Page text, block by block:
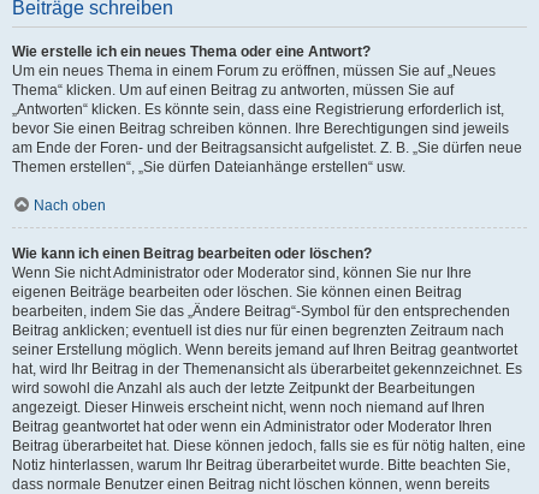
Beiträge schreiben
Wie erstelle ich ein neues Thema oder eine Antwort?
Um ein neues Thema in einem Forum zu eröffnen, müssen Sie auf „Neues
Thema“ klicken. Um auf einen Beitrag zu antworten, müssen Sie auf
„Antworten“ klicken. Es könnte sein, dass eine Registrierung erforderlich ist,
bevor Sie einen Beitrag schreiben können. Ihre Berechtigungen sind jeweils
am Ende der Foren- und der Beitragsansicht aufgelistet. Z. B. „Sie dürfen neue
Themen erstellen“, „Sie dürfen Dateianhänge erstellen“ usw.
Nach oben
Wie kann ich einen Beitrag bearbeiten oder löschen?
Wenn Sie nicht Administrator oder Moderator sind, können Sie nur Ihre
eigenen Beiträge bearbeiten oder löschen. Sie können einen Beitrag
bearbeiten, indem Sie das „Ändere Beitrag“-Symbol für den entsprechenden
Beitrag anklicken; eventuell ist dies nur für einen begrenzten Zeitraum nach
seiner Erstellung möglich. Wenn bereits jemand auf Ihren Beitrag geantwortet
hat, wird Ihr Beitrag in der Themenansicht als überarbeitet gekennzeichnet. Es
wird sowohl die Anzahl als auch der letzte Zeitpunkt der Bearbeitungen
angezeigt. Dieser Hinweis erscheint nicht, wenn noch niemand auf Ihren
Beitrag geantwortet hat oder wenn ein Administrator oder Moderator Ihren
Beitrag überarbeitet hat. Diese können jedoch, falls sie es für nötig halten, eine
Notiz hinterlassen, warum Ihr Beitrag überarbeitet wurde. Bitte beachten Sie,
dass normale Benutzer einen Beitrag nicht löschen können, wenn bereits